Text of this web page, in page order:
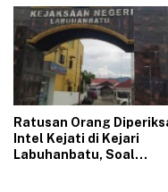
dan Rumah Karyawan
Ratusan Orang
Intel Kejati di Kejari
Labuhanbatu, Soal